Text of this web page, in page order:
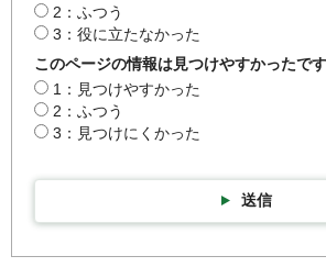
2：ふつう
3：役に立たなかった
このページの情報は見つけやすかったで
1：見つけやすかった
2：ふつう
3：見つけにくかった
送信